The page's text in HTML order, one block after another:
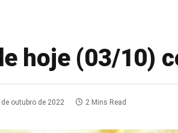
hoje (03/10)
de outubro de 2022 2 Mins Read